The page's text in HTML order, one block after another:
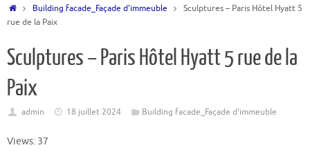
AccueilBuilding facade_Façade d'immeuble
Sculptures – Paris Hôtel Hyatt 5
rue de la Paix
Sculptures – Paris Hôtel Hyatt 5 rue de la
Paix
admin 18 juillet 2024 Building facade_Façade d'immeuble
Views: 37